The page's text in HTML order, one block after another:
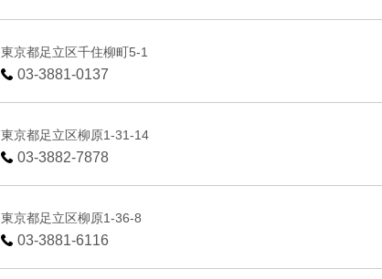
東京都足立区千住柳町5-1
03-3881-0137
東京都足立区柳原1-31-14
03-3882-7878
東京都足立区柳原1-36-8
03-3881-6116